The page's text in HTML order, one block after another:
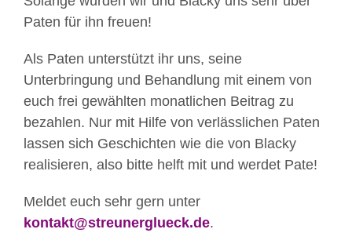
Paten für ihn freuen!
Als Paten unterstützt ihr uns, seine
Unterbringung und Behandlung mit einem von
euch frei gewählten monatlichen Beitrag zu
bezahlen. Nur mit Hilfe von verlässlichen Paten
lassen sich Geschichten wie die von Blacky
realisieren, also bitte helft mit und werdet Pate!
Meldet euch sehr gern unter
kontakt@streunerglueck.de.